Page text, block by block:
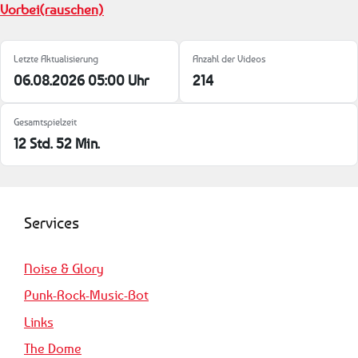
Vorbei(rauschen)
Letzte Aktualisierung
06.08.2026 05:00 Uhr
Anzahl der Videos
214
Gesamtspielzeit
12 Std. 52 Min.
Services
Noise & Glory
Punk-Rock-Music-Bot
Links
The Dome